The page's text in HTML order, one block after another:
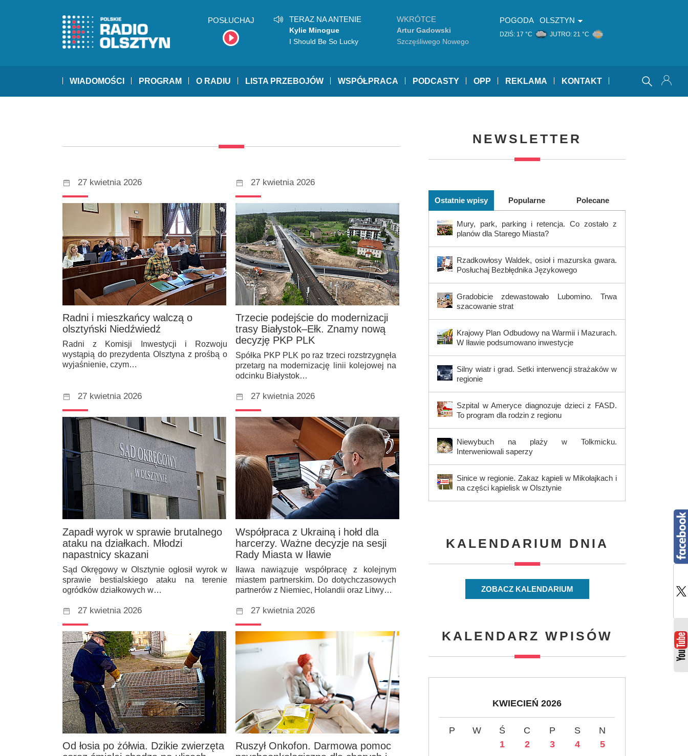
POSŁUCHAJ TERAZ NA ANTENIE
Kylie Minogue
I Should Be So Lucky
WKRÓTCE
Artur Gadowski
Szczęśliwego Nowego
POGODA OLSZTYN
DZIŚ: 17 °C JUTRO: 21 °C
WIADOMOŚCI PROGRAM O RADIU LISTA PRZEBOJÓW WSPÓŁPRACA PODCASTY OPP REKLAMA KONTAKT
27 kwietnia 2026
Radni i mieszkańcy walczą o
olsztyński Niedźwiedź
Radni z Komisji Inwestycji i Rozwoju
wystąpią do prezydenta Olsztyna z prośbą o
wyjaśnienie, czym…
27 kwietnia 2026
Trzecie podejście do modernizacji
trasy Białystok–Ełk. Znamy nową
decyzję PKP PLK
Spółka PKP PLK po raz trzeci rozstrzygnęła
przetarg na modernizację linii kolejowej na
odcinku Białystok…
27 kwietnia 2026
Zapadł wyrok w sprawie brutalnego
ataku na działkach. Młodzi
napastnicy skazani
Sąd Okręgowy w Olsztynie ogłosił wyrok w
sprawie bestialskiego ataku na terenie
ogródków działkowych w…
27 kwietnia 2026
Współpraca z Ukrainą i hołd dla
harcerzy. Ważne decyzje na sesji
Rady Miasta w Iławie
Iława nawiązuje współpracę z kolejnym
miastem partnerskim. Do dotychczasowych
partnerów z Niemiec, Holandii oraz Litwy…
27 kwietnia 2026
Od łosia po żółwia. Dzikie zwierzęta
27 kwietnia 2026
Ruszył Onkofon. Darmowa pomoc
NEWSLETTER
Ostatnie wpisy Popularne Polecane
Mury, park, parking i retencja. Co zostało z
planów dla Starego Miasta?
Rzadkowłosy Waldek, osioł i mazurska gwara.
Posłuchaj Bezbłędnika Językowego
Gradobicie zdewastowało Lubomino. Trwa
szacowanie strat
Krajowy Plan Odbudowy na Warmii i Mazurach.
W Iławie podsumowano inwestycje
Silny wiatr i grad. Setki interwencji strażaków w
regionie
Szpital w Ameryce diagnozuje dzieci z FASD.
To program dla rodzin z regionu
Niewybuch na plaży w Tolkmicku.
Interweniowali saperzy
Sinice w regionie. Zakaz kąpieli w Mikołajkach i
na części kąpielisk w Olsztynie
KALENDARIUM DNIA
ZOBACZ KALENDARIUM
KALENDARZ WPISÓW
KWIECIEŃ 2026
P W Ś C P S
N
1
2 3 4
5